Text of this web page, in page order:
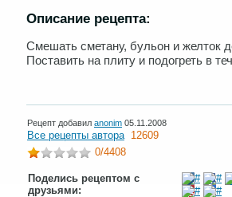
Описание рецепта:
Смешать сметану, бульон и желток
Поставить на плиту и подогреть в
Рецепт добавил anonim 05.11.2008
Все рецепты автора 12609
0/4408
Поделись рецептом с
друзьями: